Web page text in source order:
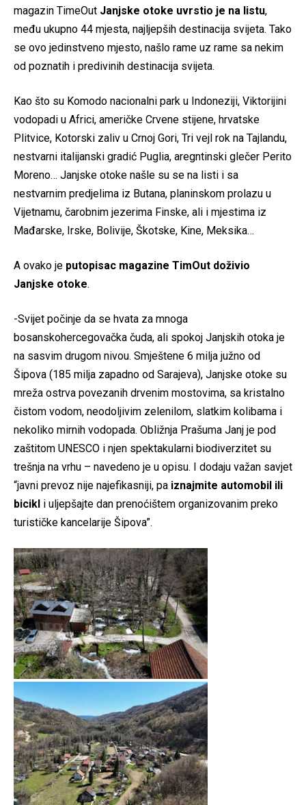
magazin TimeOut Janjske otoke uvrstio je na listu,
među ukupno 44 mjesta, najljepših destinacija svijeta. Tako
se ovo jedinstveno mjesto, našlo rame uz rame sa nekim
od poznatih i predivinih destinacija svijeta.
Kao što su Komodo nacionalni park u Indoneziji, Viktorijini
vodopadi u Africi, američke Crvene stijene, hrvatske
Plitvice, Kotorski zaliv u Crnoj Gori, Tri vejl rok na Tajlandu,
nestvarni italijanski gradić Puglia, aregntinski glečer Perito
Moreno… Janjske otoke našle su se na listi i sa
nestvarnim predjelima iz Butana, planinskom prolazu u
Vijetnamu, čarobnim jezerima Finske, ali i mjestima iz
Mađarske, Irske, Bolivije, Škotske, Kine, Meksika…
A ovako je putopisac magazine TimOut doživio
Janjske otoke.
-Svijet počinje da se hvata za mnoga
bosanskohercegovačka čuda, ali spokoj Janjskih otoka je
na sasvim drugom nivou. Smještene 6 milja južno od
Šipova (185 milja zapadno od Sarajeva), Janjske otoke su
mreža ostrva povezanih drvenim mostovima, sa kristalno
čistom vodom, neodoljivim zelenilom, slatkim kolibama i
nekoliko mirnih vodopada. Obližnja Prašuma Janj je pod
zaštitom UNESCO i njen spektakularni biodiverzitet su
trešnja na vrhu – navedeno je u opisu. I dodaju važan savjet
“javni prevoz nije najefikasniji, pa iznajmite automobil ili
bicikl i uljepšajte dan prenoćištem organizovanim preko
turističke kancelarije Šipova”.